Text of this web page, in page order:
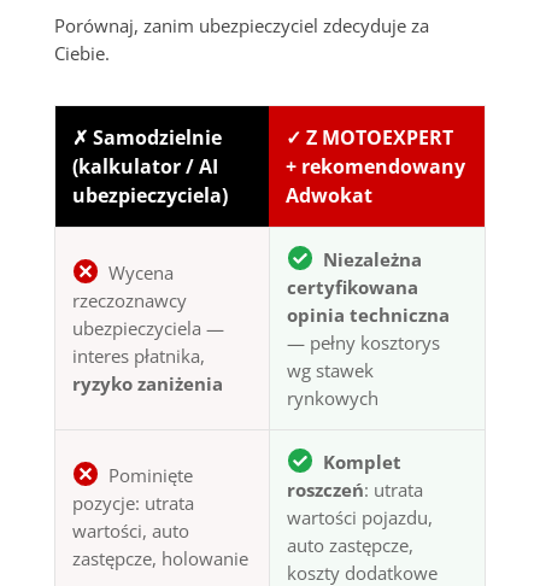
Porównaj, zanim ubezpieczyciel zdecyduje za
Ciebie.
✗ Samodzielnie
(kalkulator / AI
ubezpieczyciela)
✓ Z MOTOEXPERT
+ rekomendowany
Adwokat
Wycena
rzeczoznawcy
ubezpieczyciela —
interes płatnika,
ryzyko zaniżenia
Niezależna
certyfikowana
opinia techniczna
— pełny kosztorys
wg stawek
rynkowych
Pominięte
pozycje: utrata
wartości, auto
zastępcze, holowanie
Komplet
roszczeń: utrata
wartości pojazdu,
auto zastępcze,
koszty dodatkowe